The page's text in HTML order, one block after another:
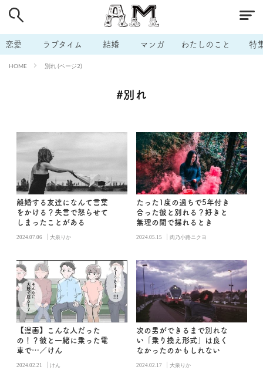
恋愛 ラブタイム 結婚 マンガ わたしのこと 特
HOME 別れ (ページ2)
#別れ
離婚する友達になんて言葉
をかける？失言で怒らせて
しまったことがある
2024.07.06 | 大泉りか
たった1度の過ちで5年付き
合った彼と別れる？好きと
無理の間で揺れるとき
2024.05.15 | 肉乃小路ニクヨ
【漫画】こんな人だった
の！？彼と一緒に乗った電
車で…／けん
2024.02.21 | けん
次の男ができるまで別れな
い「乗り換え形式」は良く
なかったのかもしれない
2024.02.17 | 大泉りか
# 男の本音 # セフレ
# 不倫 # 出会う方法 # マッチングアプリ
# ラブグッズ
# モテテク # セフレから本命へ